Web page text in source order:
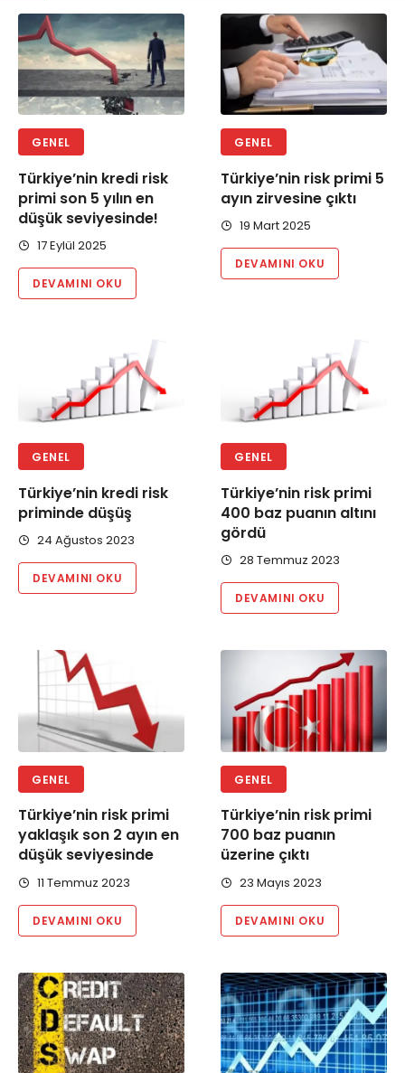
GENEL
Türkiye’nin kredi risk
primi son 5 yılın en
düşük seviyesinde!
17 Eylül 2025
DEVAMINI OKU
GENEL
Türkiye’nin risk primi 5
ayın zirvesine çıktı
19 Mart 2025
DEVAMINI OKU
GENEL
Türkiye’nin kredi risk
priminde düşüş
24 Ağustos 2023
DEVAMINI OKU
GENEL
Türkiye’nin risk primi
400 baz puanın altını
gördü
28 Temmuz 2023
DEVAMINI OKU
GENEL
Türkiye’nin risk primi
yaklaşık son 2 ayın en
düşük seviyesinde
11 Temmuz 2023
DEVAMINI OKU
GENEL
Türkiye’nin risk primi
700 baz puanın
üzerine çıktı
23 Mayıs 2023
DEVAMINI OKU